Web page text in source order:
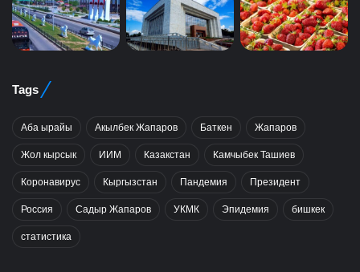
Tags
Аба ырайы Акылбек Жапаров Баткен Жапаров
Жол кырсык ИИМ Казакстан Камчыбек Ташиев
Коронавирус Кыргызстан Пандемия Президент
Россия Садыр Жапаров УКМК Эпидемия бишкек
статистика